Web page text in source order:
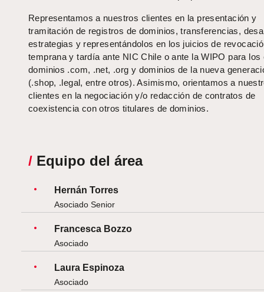
Representamos a nuestros clientes en la presentación y
tramitación de registros de dominios, transferencias,
estrategias y representándolos en los juicios de
temprana y tardía ante NIC Chile o ante la WIPO para los
dominios .com, .net, .org y dominios de la nueva
(.shop, .legal, entre otros). Asimismo, orientamos a
clientes en la negociación y/o redacción de contratos de
coexistencia con otros titulares de dominios.
/ Equipo del área
Hernán Torres
Asociado Senior
Francesca Bozzo
Asociado
Laura Espinoza
Asociado